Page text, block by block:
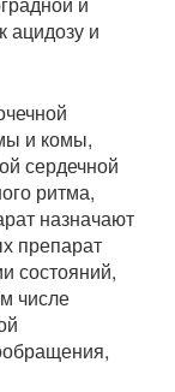
ацидозу и
и комы,
сердечной
ритма,
назначают
препарат
состояний,
числе